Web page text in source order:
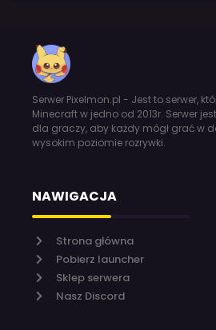
Serwer Pixelmon.pl - Jest to serwer,
Minecraft w jedno od 2013r. Serwer
dla graczy, aby każdy mógł grać w
wysokim poziomie rozrywki.
NAWIGACJA
Strona główna
Pobierz launcher
Sklep serwera
Nasz Discord